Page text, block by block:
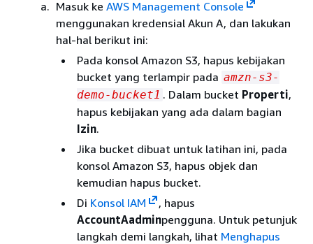
Masuk ke AWS Management Console
menggunakan kredensial Akun A, dan lakukan
hal-hal berikut ini:
Pada konsol Amazon S3, hapus kebijakan
bucket yang terlampir pada amzn-s3-
demo-bucket1 . Dalam bucket Properti,
hapus kebijakan yang ada dalam bagian
Izin.
Jika bucket dibuat untuk latihan ini, pada
konsol Amazon S3, hapus objek dan
kemudian hapus bucket.
Di Konsol IAM
, hapus
AccountAadminpengguna. Untuk petunjuk
langkah demi langkah, lihat Menghapus